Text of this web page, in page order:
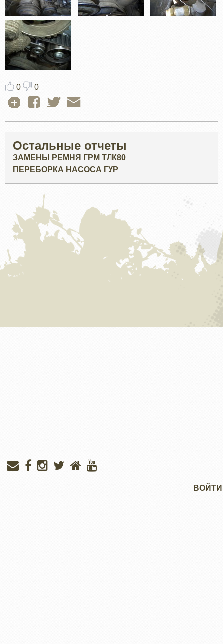
0 0
Остальные отчеты
ЗАМЕНЫ РЕМНЯ ГРМ ТЛК80
ПЕРЕБОРКА НАСОСА ГУР
ВОЙТИ